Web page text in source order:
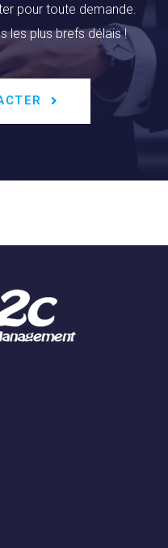
pour toute demande.
les plus brefs délais !